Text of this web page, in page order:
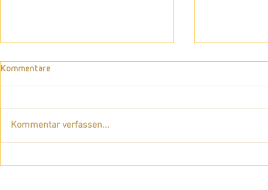
Kommentare
Kommentar verfassen...